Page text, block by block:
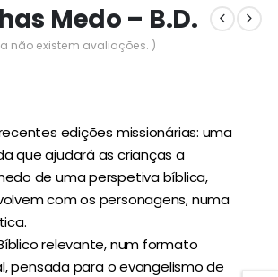
Medo – B.D.
não existem avaliações. )
edições missionárias: uma
que ajudará as crianças a
de uma perspetiva bíblica,
com os personagens, numa
relevante, num formato
pensada para o evangelismo de